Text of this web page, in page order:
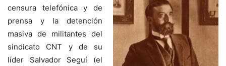
censura telefónica y de
prensa y la detención
masiva de militantes del
sindicato CNT y de su
líder Salvador Seguí (el